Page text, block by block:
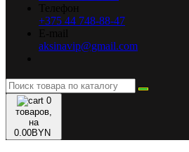
+375 44 748-88-47
aksinavip@gmail.com
0
товаров,
на
0.00BYN